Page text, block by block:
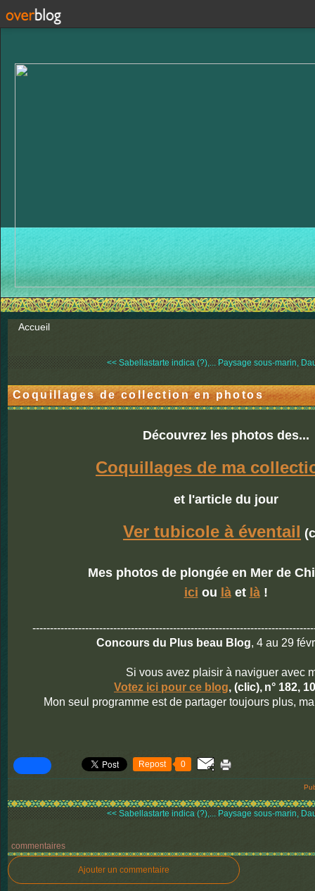
Accueil
<< Sabellastarte indica (?),... Paysage sous-marin,
Coquillages de collection en photos
Découvrez les photos des...
Coquillages de ma
et l'article du jour
Ver tubicole à éventail
Mes photos de plongée en Mer de
ici ou làet là!
Concours du Plus beau Blog, 4 au 29
Si vous avez plaisir à naviguer avec
Votez ici pour ce blog, (clic), n° 182,
Mon seul programme est de partager toujours plus,
Repost 0
<< Sabellastarte indica (?),... Paysage sous-marin,
commentaires
Ajouter un commentaire